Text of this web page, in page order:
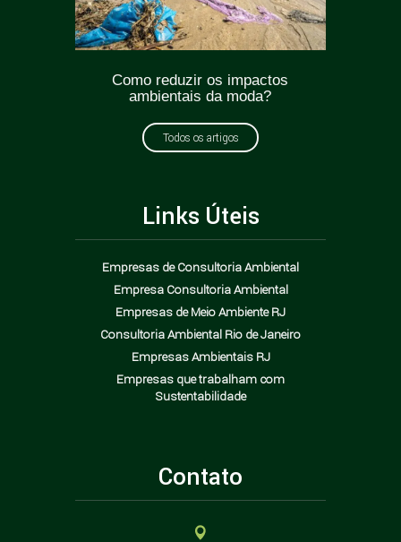
Como reduzir os impactos
ambientais da moda?
Todos os artigos
Links Úteis
Empresas de Consultoria Ambiental
Empresa Consultoria Ambiental
Empresas de Meio Ambiente RJ
Consultoria Ambiental Rio de Janeiro
Empresas Ambientais RJ
Empresas que trabalham com
Sustentabilidade
Contato